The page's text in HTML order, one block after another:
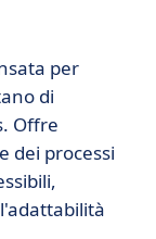
per
di
Offre
dei processi